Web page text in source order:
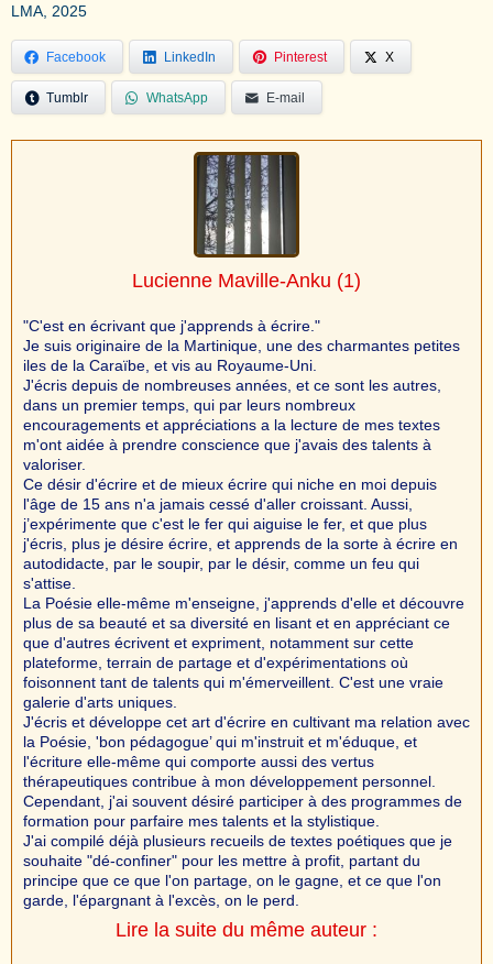
LMA, 2025
Facebook LinkedIn Pinterest X
Tumblr WhatsApp E-mail
Lucienne Maville-Anku (1)
"C'est en écrivant que j'apprends à écrire."
Je suis originaire de la Martinique, une des charmantes petites
iles de la Caraïbe, et vis au Royaume-Uni.
J'écris depuis de nombreuses années, et ce sont les autres,
dans un premier temps, qui par leurs nombreux
encouragements et appréciations a la lecture de mes textes
m'ont aidée à prendre conscience que j'avais des talents à
valoriser.
Ce désir d'écrire et de mieux écrire qui niche en moi depuis
l'âge de 15 ans n'a jamais cessé d'aller croissant. Aussi,
j’expérimente que c'est le fer qui aiguise le fer, et que plus
j'écris, plus je désire écrire, et apprends de la sorte à écrire en
autodidacte, par le soupir, par le désir, comme un feu qui
s'attise.
La Poésie elle-même m'enseigne, j'apprends d'elle et découvre
plus de sa beauté et sa diversité en lisant et en appréciant ce
que d'autres écrivent et expriment, notamment sur cette
plateforme, terrain de partage et d'expérimentations où
foisonnent tant de talents qui m'émerveillent. C'est une vraie
galerie d'arts uniques.
J'écris et développe cet art d'écrire en cultivant ma relation avec
la Poésie, 'bon pédagogue’ qui m'instruit et m'éduque, et
l'écriture elle-même qui comporte aussi des vertus
thérapeutiques contribue à mon développement personnel.
Cependant, j'ai souvent désiré participer à des programmes de
formation pour parfaire mes talents et la stylistique.
J'ai compilé déjà plusieurs recueils de textes poétiques que je
souhaite "dé-confiner" pour les mettre à profit, partant du
principe que ce que l'on partage, on le gagne, et ce que l'on
garde, l'épargnant à l'excès, on le perd.
Lire la suite du même auteur :